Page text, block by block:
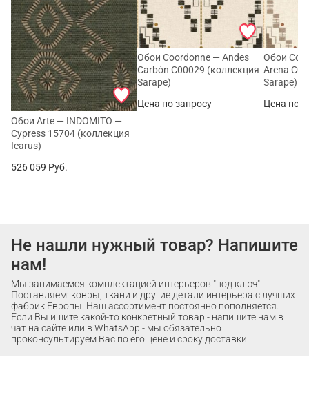
Обои Arte — INDOMITO —
Cypress 15704 (коллекция
Icarus)
526 059 Руб.
Обои Coordonne — Andes
Carbón C00029 (коллекция
Sarape)
Цена по запросу
Обои
Arena
Sarape)
Цена по
Не нашли нужный товар? Напишите
нам!
Мы занимаемся комплектацией интерьеров "под ключ".
Поставляем: ковры, ткани и другие детали интерьера с лучших
фабрик Европы. Наш ассортимент постоянно пополняется.
Если Вы ищите какой-то конкретный товар - напишите нам в
чат на сайте или в WhatsApp - мы обязательно
проконсультируем Вас по его цене и сроку доставки!